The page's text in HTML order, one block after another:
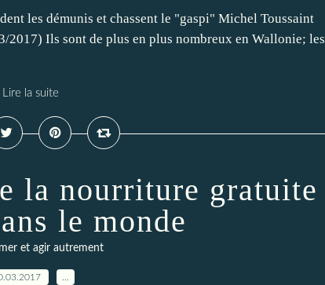
les démunis et chassent le "gaspi" Michel Toussaint
2017) Ils sont de plus en plus nombreux en Wallonie; les
Lire la suite
la nourriture gratuite
le monde
et agir autrement